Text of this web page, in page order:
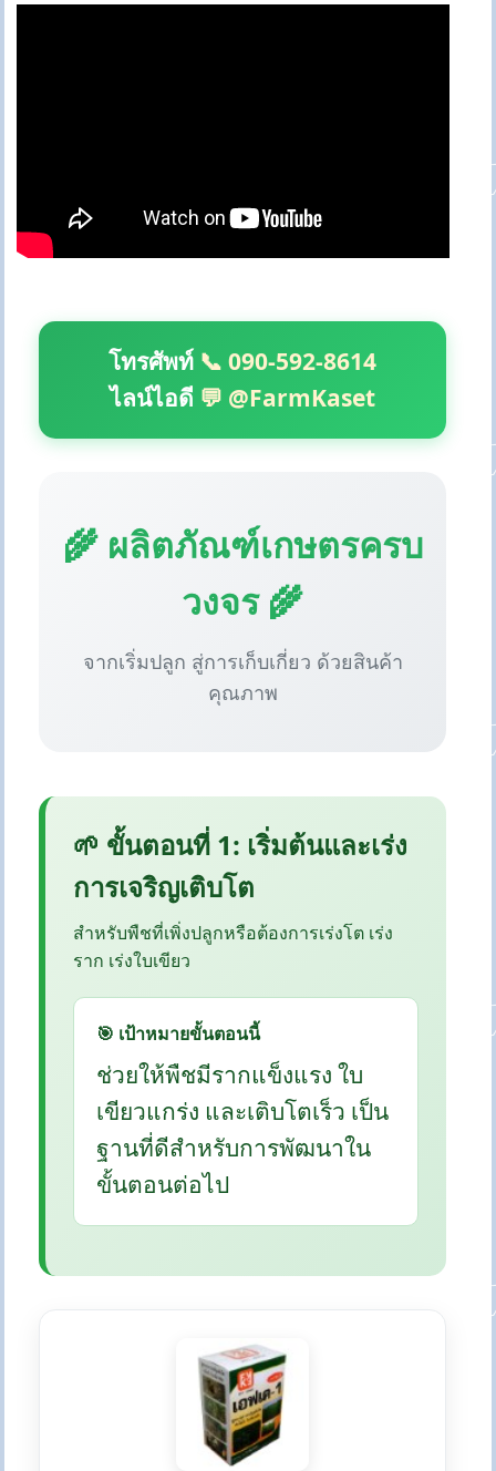
โทรศัพท์ 📞 090-592-8614
ไลน์ไอดี 💬 @FarmKaset
🌾 ผลิตภัณฑ์เกษตรครบ
วงจร 🌾
จากเริ่มปลูก สู่การเก็บเกี่ยว ด้วยสินค้า
คุณภาพ
🌱 ขั้นตอนที่ 1: เริ่มต้นและเร่ง
การเจริญเติบโต
สำหรับพืชที่เพิ่งปลูกหรือต้องการเร่งโต เร่ง
ราก เร่งใบเขียว
🎯 เป้าหมายขั้นตอนนี้
ช่วยให้พืชมีรากแข็งแรง ใบ
เขียวแกร่ง และเติบโตเร็ว เป็น
ฐานที่ดีสำหรับการพัฒนาใน
ขั้นตอนต่อไป